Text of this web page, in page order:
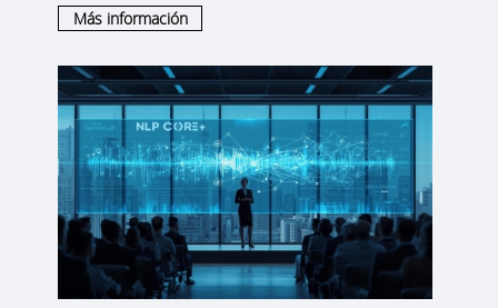
Más información